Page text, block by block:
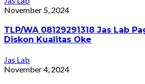
November 5, 2024
TLP/WA 08129291318 Jas Lab
Diskon Kualitas Oke
Jas Lab
November 4, 2024